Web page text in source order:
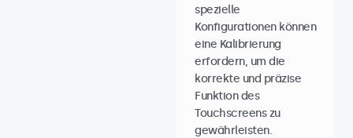
spezielle
Konfigurationen können
eine Kalibrierung
erfordern, um die
korrekte und präzise
Funktion des
Touchscreens zu
gewährleisten.